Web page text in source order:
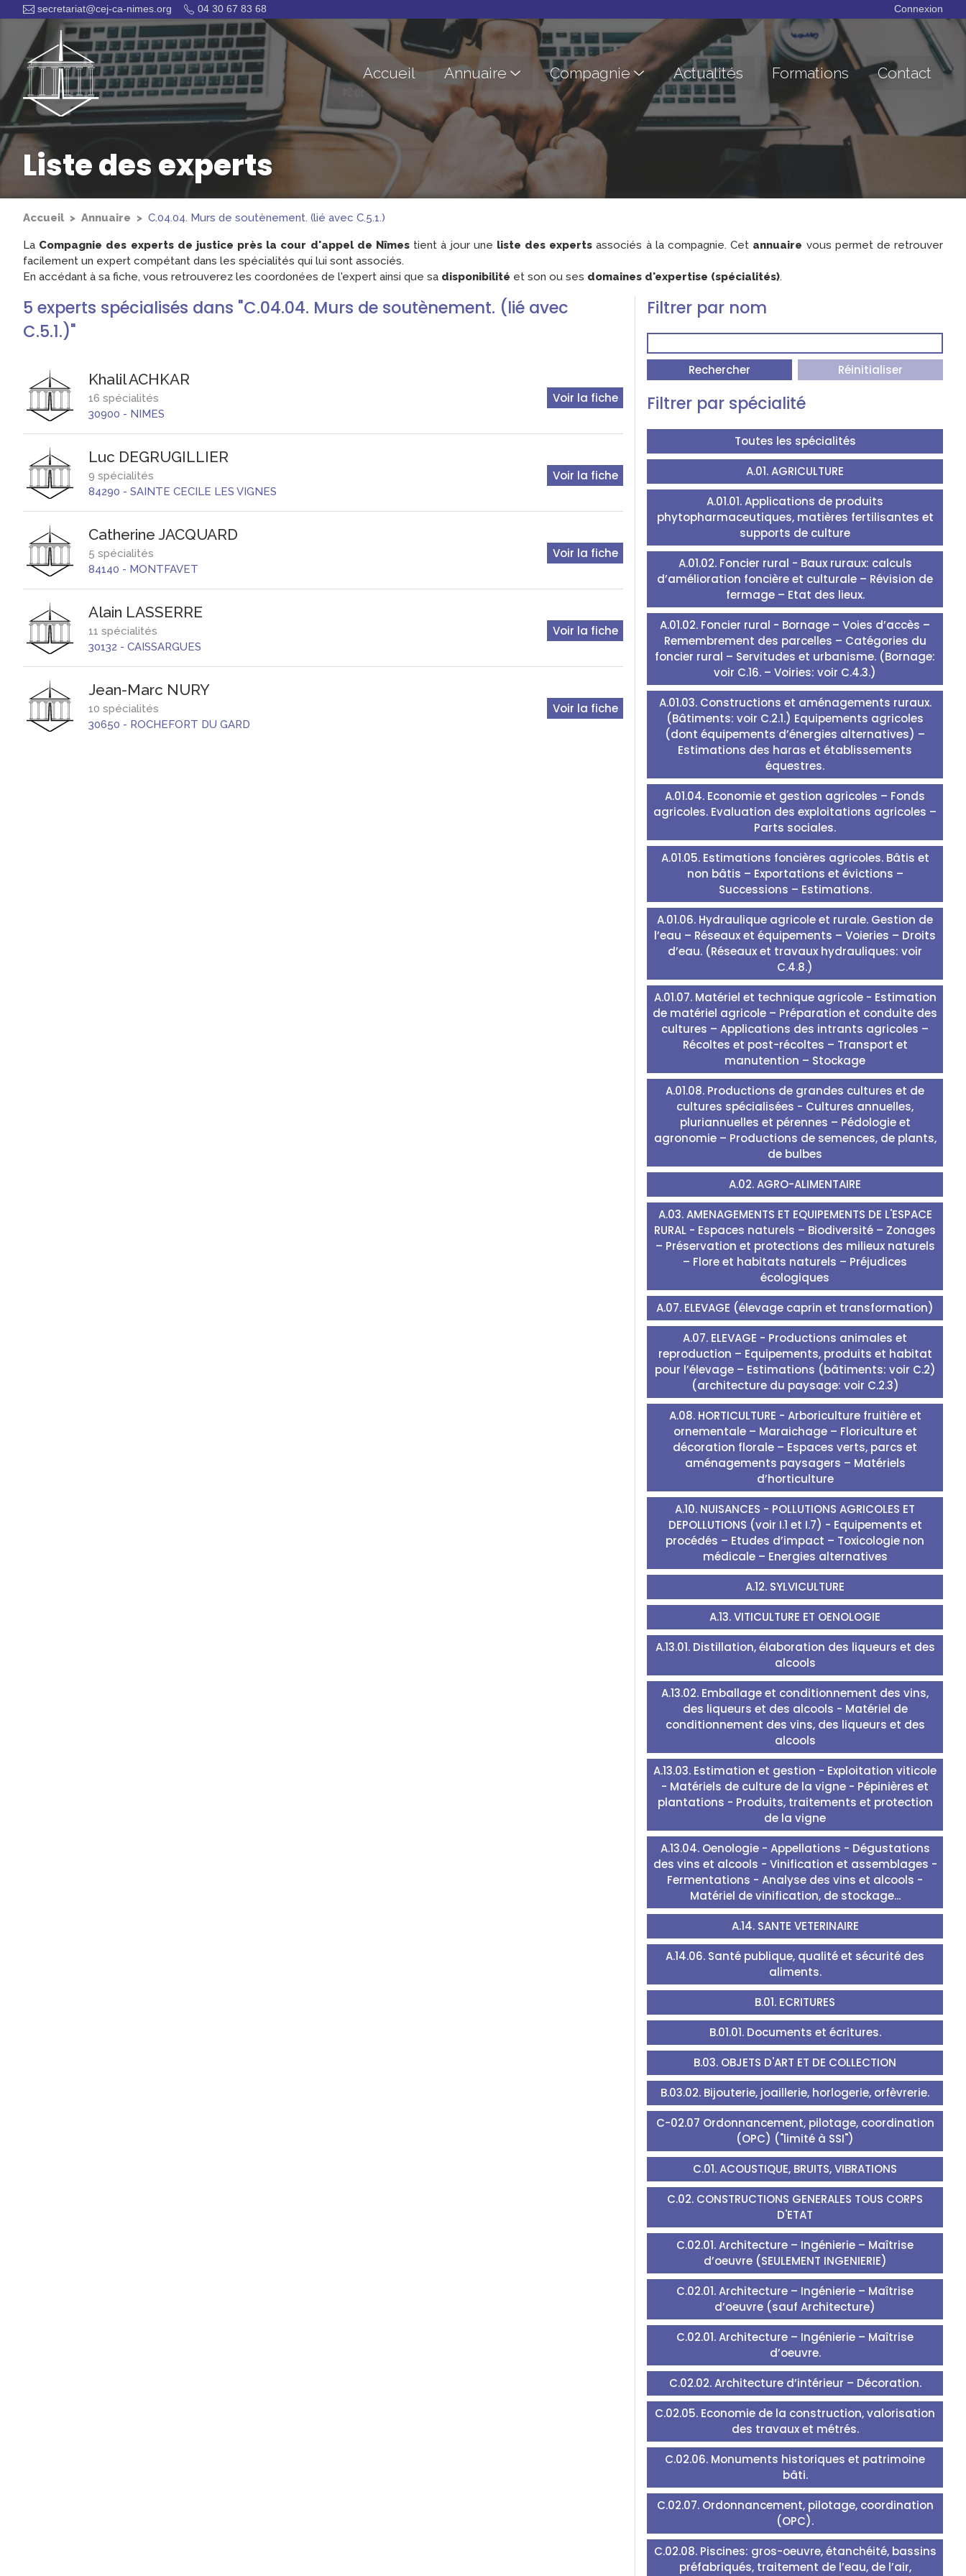
secretariat@cej-ca-nimes.org 04 30 67 83 68 Connexion
Accueil Annuaire Compagnie Actualités Formations Contact
Liste des experts
Accueil Annuaire C.04.04. Murs de soutènement. (lié avec C.5.1.)
La Compagnie des experts de justice près la cour d'appel de Nîmestient à jour une liste des experts associés à la compagnie. Cet annuaire vous permet de retrouver
facilement un expert compétant dans les spécialités qui lui sont associés.
En accédant à sa fiche, vous retrouverez les coordonées de l'expert ainsi que sa disponibilité et son ou ses domaines d'expertise (spécialités).
5 experts spécialisés dans "C.04.04. Murs de soutènement. (lié avec
C.5.1.)"
KhalilACHKAR
16 spécialités
30900 - NIMES
Voir la fiche
Luc DEGRUGILLIER
9 spécialités
84290 - SAINTE CECILE LES VIGNES
Voir la fiche
Catherine JACQUARD
5 spécialités
84140 - MONTFAVET
Voir la fiche
Alain LASSERRE
11 spécialités
30132 - CAISSARGUES
Voir la fiche
Jean-Marc NURY
10 spécialités
30650 - ROCHEFORT DU GARD
Voir la fiche
Filtrer par nom
Rechercher Réinitialiser
Filtrer par spécialité
Toutes les spécialités
A.01. AGRICULTURE
A.01.01. Applications de produits
phytopharmaceutiques, matières fertilisantes et
supports de culture
A.01.02. Foncier rural - Baux ruraux: calculs
d’amélioration foncière et culturale – Révision de
fermage – Etat des lieux.
A.01.02. Foncier rural - Bornage – Voies d’accès –
Remembrement des parcelles – Catégories du
foncier rural – Servitudes et urbanisme. (Bornage:
voir C.16. – Voiries: voir C.4.3.)
A.01.03. Constructions et aménagements ruraux.
(Bâtiments: voir C.2.1.) Equipements agricoles
(dont équipements d’énergies alternatives) –
Estimations des haras et établissements
équestres.
A.01.04. Economie et gestion agricoles – Fonds
agricoles. Evaluation des exploitations agricoles –
Parts sociales.
A.01.05. Estimations foncières agricoles. Bâtis et
non bâtis – Exportations et évictions –
Successions – Estimations.
A.01.06. Hydraulique agricole et rurale. Gestion de
l’eau – Réseaux et équipements – Voieries – Droits
d’eau. (Réseaux et travaux hydrauliques: voir
C.4.8.)
A.01.07. Matériel et technique agricole - Estimation
de matériel agricole – Préparation et conduite des
cultures – Applications des intrants agricoles –
Récoltes et post-récoltes – Transport et
manutention – Stockage
A.01.08. Productions de grandes cultures et de
cultures spécialisées - Cultures annuelles,
pluriannuelles et pérennes – Pédologie et
agronomie – Productions de semences, de plants,
de bulbes
A.02. AGRO-ALIMENTAIRE
A.03. AMENAGEMENTS ET EQUIPEMENTS DE L'ESPACE
RURAL - Espaces naturels – Biodiversité – Zonages
– Préservation et protections des milieux naturels
– Flore et habitats naturels – Préjudices
écologiques
A.07. ELEVAGE (élevage caprin et transformation)
A.07. ELEVAGE - Productions animales et
reproduction – Equipements, produits et habitat
pour l’élevage – Estimations (bâtiments: voir C.2)
(architecture du paysage: voir C.2.3)
A.08. HORTICULTURE - Arboriculture fruitière et
ornementale – Maraichage – Floriculture et
décoration florale – Espaces verts, parcs et
aménagements paysagers – Matériels
d’horticulture
A.10. NUISANCES - POLLUTIONS AGRICOLES ET
DEPOLLUTIONS (voir I.1 et I.7) - Equipements et
procédés – Etudes d’impact – Toxicologie non
médicale – Energies alternatives
A.12. SYLVICULTURE
A.13. VITICULTURE ET OENOLOGIE
A.13.01. Distillation, élaboration des liqueurs et des
alcools
A.13.02. Emballage et conditionnement des vins,
des liqueurs et des alcools - Matériel de
conditionnement des vins, des liqueurs et des
alcools
A.13.03. Estimation et gestion - Exploitation viticole
- Matériels de culture de la vigne - Pépinières et
plantations - Produits, traitements et protection
de la vigne
A.13.04. Oenologie - Appellations - Dégustations
des vins et alcools - Vinification et assemblages -
Fermentations - Analyse des vins et alcools -
Matériel de vinification, de stockage...
A.14. SANTE VETERINAIRE
A.14.06. Santé publique, qualité et sécurité des
aliments.
B.01. ECRITURES
B.01.01. Documents et écritures.
B.03. OBJETS D'ART ET DE COLLECTION
B.03.02. Bijouterie, joaillerie, horlogerie, orfèvrerie.
C-02.07 Ordonnancement, pilotage, coordination
(OPC) ("limité à SSI")
C.01. ACOUSTIQUE, BRUITS, VIBRATIONS
C.02. CONSTRUCTIONS GENERALES TOUS CORPS
D'ETAT
C.02.01. Architecture – Ingénierie – Maîtrise
d’oeuvre (SEULEMENT INGENIERIE)
C.02.01. Architecture – Ingénierie – Maîtrise
d’oeuvre (sauf Architecture)
C.02.01. Architecture – Ingénierie – Maîtrise
d’oeuvre.
C.02.02. Architecture d’intérieur – Décoration.
C.02.05. Economie de la construction, valorisation
des travaux et métrés.
C.02.06. Monuments historiques et patrimoine
bâti.
C.02.07. Ordonnancement, pilotage, coordination
(OPC).
C.02.08. Piscines: gros-oeuvre, étanchéité, bassins
préfabriqués, traitement de l’eau, de l’air,